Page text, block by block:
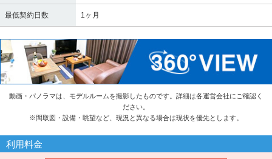
最低契約日数 1ヶ月
動画・パノラマは、モデルルームを撮影したものです。詳細は各運営会社にご確認く
ださい。
※間取図・設備・眺望など、現況と異なる場合は現状を優先とします。
利用料金